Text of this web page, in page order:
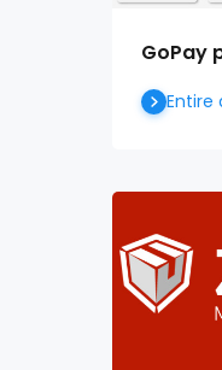
GoPay
Entire